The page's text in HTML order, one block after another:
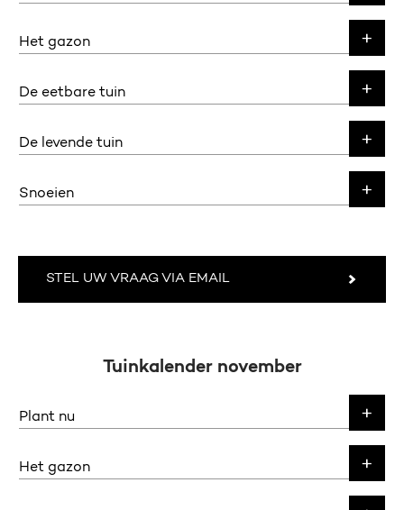
Het gazon
De eetbare tuin
De levende tuin
Snoeien
STEL UW VRAAG VIA EMAIL
Tuinkalender november
Plant nu
Het gazon